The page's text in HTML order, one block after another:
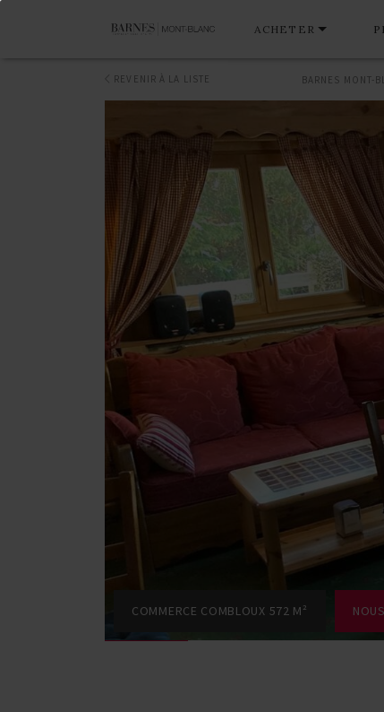
ACHETER
BARNES MONT-
REVENIR À LA LISTE
COMMERCE COMBLOUX 572 M²